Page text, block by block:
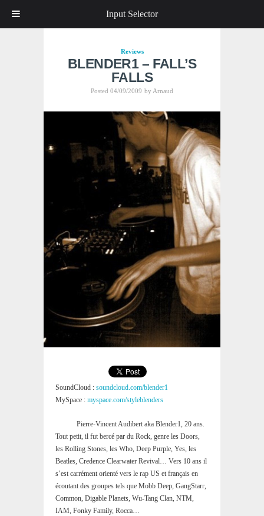
Reviews
BLENDER1 – FALL’S
FALLS
Posted 04/09/2009 by Arnaud
SoundCloud : soundcloud.com/blender1
MySpace : myspace.com/styleblenders
Pierre-Vincent Audibert aka Blender1, 20 ans.
Tout petit, il fut bercé par du Rock, genre les Doors,
les Rolling Stones, les Who, Deep Purple, Yes, les
Beatles, Credence Clearwater Revival… Vers 10 ans il
s’est carrément orienté vers le rap US et français en
écoutant des groupes tels que Mobb Deep, GangStarr,
Common, Digable Planets, Wu-Tang Clan, NTM,
IAM, Fonky Family, Rocca…
Input Selector